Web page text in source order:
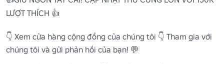
LƯỢT THÍCH 👍
👇 Xem cửa hàng cộng đồng của chúng tôi 👇 Tham gia với
chúng tôi và gửi phản hồi của bạn! 💬